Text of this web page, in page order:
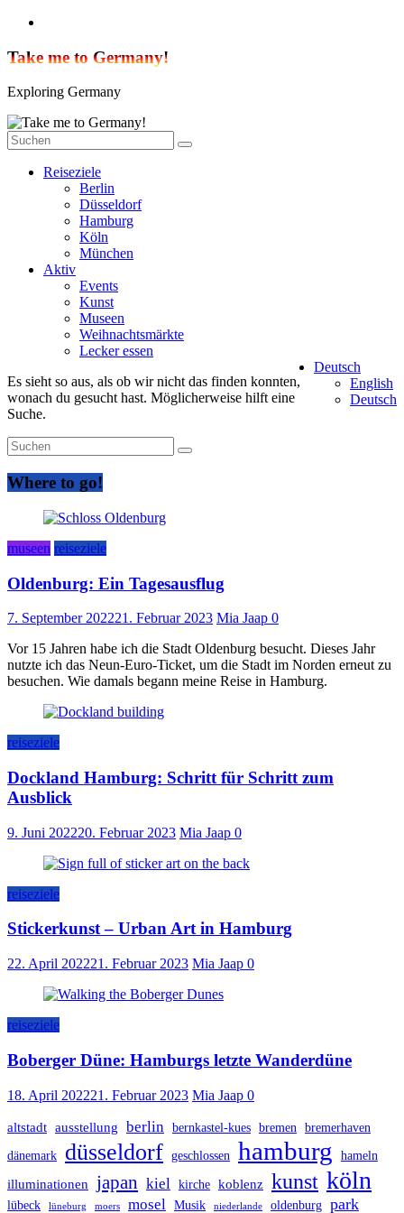
Zum
springen
Take me to Germany!
Exploring Germany
Reiseziele
Berlin
Düsseldorf
Hamburg
Köln
München
Aktiv
Events
Kunst
Museen
Weihnachtsmärkte
Lecker essen
Deutsch
English
Deutsch
Es sieht so aus, als ob wir nicht das finden konnten,
wonach du gesucht hast. Möglicherweise hilft eine
Suche.
Where to go!
museen reiseziele
Oldenburg: Ein Tagesausflug
7. September 202221. Februar 2023 Mia Jaap 0
Vor 15 Jahren habe ich die Stadt Oldenburg besucht. Dieses Jahr
nutzte ich das Neun-Euro-Ticket, um die Stadt im Norden erneut zu
besuchen. Wie damals begann meine Reise in Hamburg.
reiseziele
Dockland Hamburg: Schritt für Schritt zum
Ausblick
9. Juni 202220. Februar 2023 Mia Jaap 0
reiseziele
Stickerkunst – Urban Art in Hamburg
22. April 202221. Februar 2023 Mia Jaap 0
reiseziele
Boberger Düne: Hamburgs letzte Wanderdüne
18. April 202221. Februar 2023 Mia Jaap 0
altstadt ausstellung berlin bernkastel-kues bremen bremerhaven
dänemark düsseldorf geschlossen hamburg hameln
illuminationen japan kiel kirche koblenz kunst köln
lübeck lüneburg moers mosel Musik niederlande oldenburg park